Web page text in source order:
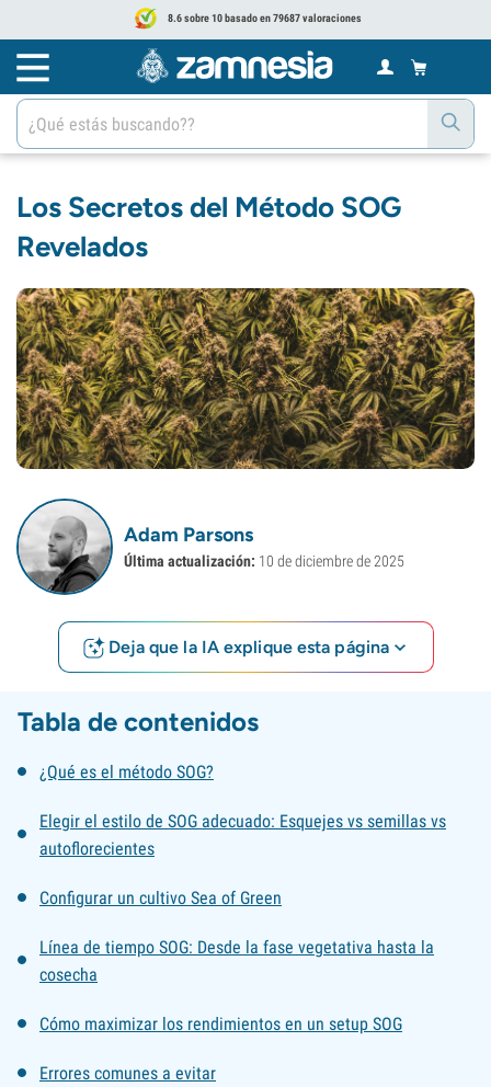
8.6 sobre 10 basado en 79687 valoraciones
Los Secretos del Método SOG
Revelados
Adam Parsons
Última actualización: 10 de diciembre de 2025
Deja que la IA explique esta página
Tabla de contenidos
¿Qué es el método SOG?
Elegir el estilo de SOG adecuado: Esquejes vs semillas vs
autoflorecientes
Configurar un cultivo Sea of Green
Línea de tiempo SOG: Desde la fase vegetativa hasta la
cosecha
Cómo maximizar los rendimientos en un setup SOG
Errores comunes a evitar